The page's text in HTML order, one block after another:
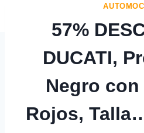
57%
DUCATI,
Negro
Rojos,